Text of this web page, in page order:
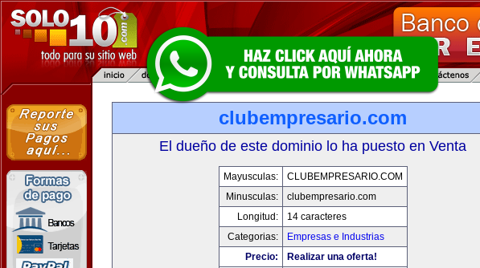
clubempresario.com
El dueño de este dominio lo ha puesto en Venta
Mayusculas:
CLUBEMPRESARIO.COM
Minusculas:
clubempresario.com
Longitud:
14 caracteres
Categorias:
Empresas e Industrias
Precio:
Realizar una oferta!